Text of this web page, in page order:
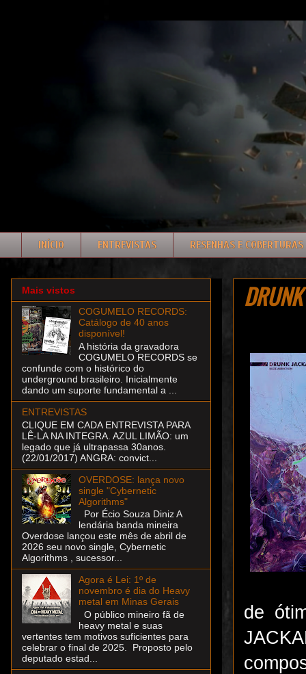
INÍCIO ENTREVISTAS RESENHAS E COBERTURAS
de
Mais vistos
COGUMELO RECORDS:
Catálogo de 40 anos
disponível!
A história da gravadora
COGUMELO RECORDS se
confunde com o histórico do
underground brasileiro. Inicialmente
dando um suporte fundamental a ...
ENTREVISTAS
CLIQUE EM CADA ENTREVISTA PARA
LÊ-LA NA INTEGRA. AZUL LIMÃO: um
legado que já ultrapassa 30anos.
(22/01/2017) ANGRA: convict...
OVERDOSE: lança novo
single "Cybernetic
Algorithms"
Por Écio Souza Diniz A
lendária banda mineira
Overdose lançou este mês de abril de
2026 seu novo single, Cybernetic
Algorithms , sucessor...
Agora é Lei: 1º de
novembro é dia do Heavy
metal em Minas Gerais
O público mineiro fã de
heavy metal e suas
vertentes tem motivos suficientes para
celebrar o final de 2025. Proposto pelo
deputado estad...